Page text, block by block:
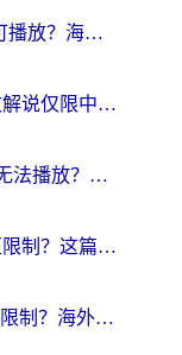
在美国看世界杯当前地区不可播放？海外党体育观赛终极指南来了！
在澳大利亚看B站世界杯中文解说仅限中国大陆？这篇指南帮你打破限制看遍赛事
在海外看CCTV5世界杯直播无法播放？这篇指南让你和国内球迷同步呐喊
在韩国看B站世界杯直播地区限制？这篇指南让你告别“当前地区不可播放”
在越南看B站世界杯当前IP受限制？海外党体育观赛终极指南来了